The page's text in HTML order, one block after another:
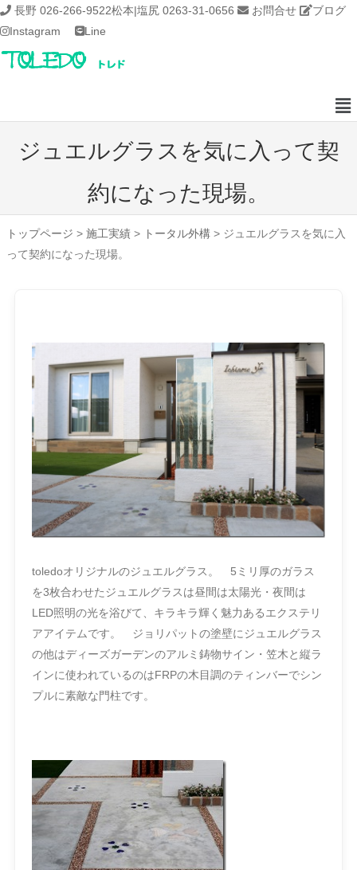
長野 026-266-9522松本|塩尻 0263-31-0656 お問合せ
ブログ
Instagram
Line
ジュエルグラスを気に入って契
約になった現場。
トップページ > 施工実績 > トータル外構 > ジュエルグラスを気に入
って契約になった現場。
toledoオリジナルのジュエルグラス。 5ミリ厚のガラス
を3枚合わせたジュエルグラスは昼間は太陽光・夜間は
LED照明の光を浴びて、キラキラ輝く魅力あるエクステリ
アアイテムです。 ジョリパットの塗壁にジュエルグラス
の他はディーズガーデンのアルミ鋳物サイン・笠木と縦ラ
インに使われているのはFRPの木目調のティンバーでシン
プルに素敵な門柱です。